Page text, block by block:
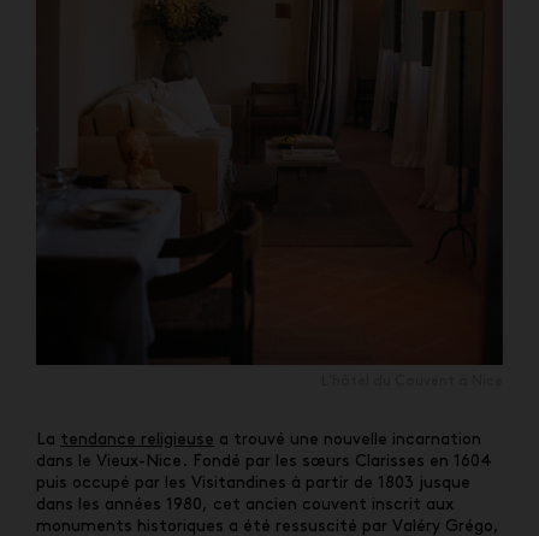
La tendance religieuse a trouvé une nouvelle incarnation
dans le Vieux-Nice. Fondé par les sœurs Clarisses en 1604
puis occupé par les Visitandines à partir de 1803 jusque
dans les années 1980, cet ancien couvent inscrit aux
monuments historiques a été ressuscité par Valéry Grégo,